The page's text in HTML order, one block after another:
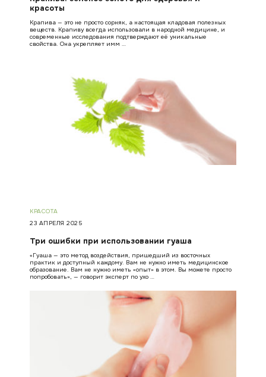
красоты
Крапива — это не просто сорняк, а настоящая кладовая полезных
веществ. Крапиву всегда использовали в народной медицине, и
современные исследования подтверждают её уникальные
свойства. Она укрепляет имм …
КРАСОТА
23 АПРЕЛЯ 2025
Три ошибки при использовании гуаша
«Гуаша — это метод воздействия, пришедший из восточных
практик и доступный каждому. Вам не нужно иметь медицинское
образование. Вам не нужно иметь «опыт» в этом. Вы можете просто
попробовать», — говорит эксперт по ухо …